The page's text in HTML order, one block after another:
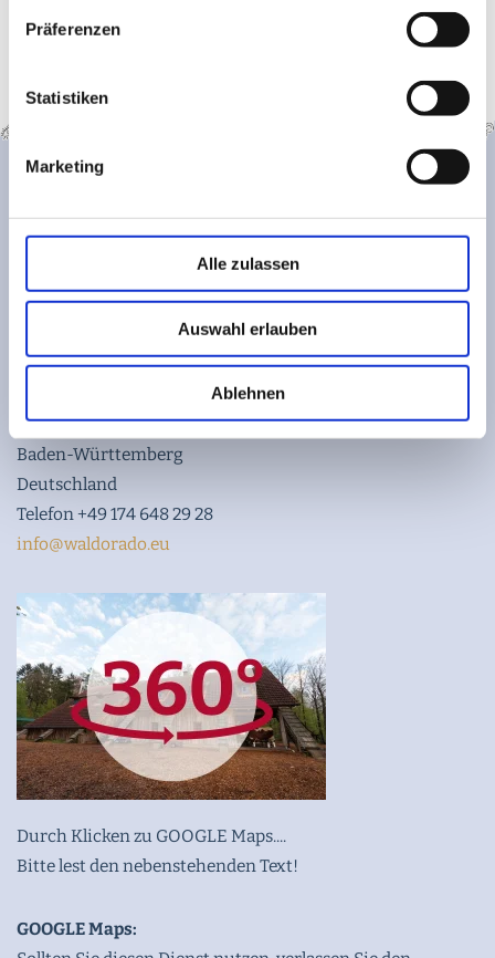
Präferenzen
Statistiken
Marketing
Alle zulassen
Auswahl erlauben
Ablehnen
WALDORADO GmbH
97980 Bad Mergentheim
Baden-Württemberg
Deutschland
Telefon +49 174 648 29 28
info@waldorado.eu
Durch Klicken zu GOOGLE Maps....
Bitte lest den nebenstehenden Text!
GOOGLE Maps: